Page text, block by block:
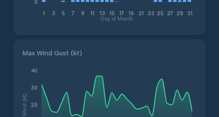
1 3 5 7 9 11 13 15 17 19 21 23 25 27 29 31
Day of Month
0
Max Wind Gust (kt)
20
30
40
Wind (kt)